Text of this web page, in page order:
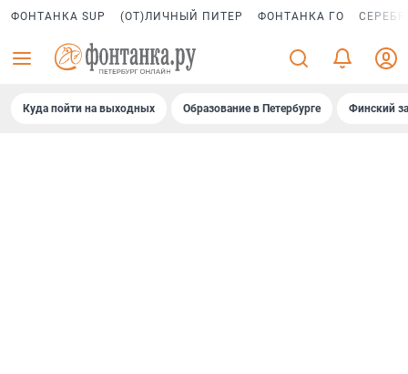
ФОНТАНКА SUP (ОТ)ЛИЧНЫЙ ПИТЕР ФОНТАНКА ГО
Куда пойти на выходных Образование в Петербурге Финский